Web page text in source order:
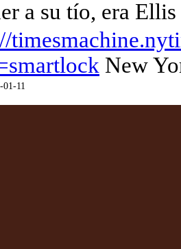
a su tío, era
New
01-11